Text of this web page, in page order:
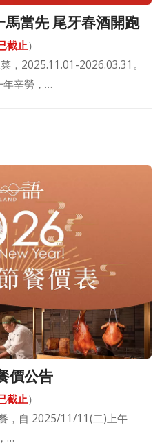
當先 尾牙春酒開跑
截止）
，2025.11.01-2026.03.31。
年辛勞，…
價公告
截止）
，自 2025/11/11(二)上午
…